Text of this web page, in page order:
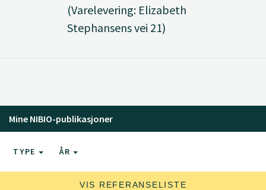
(Varelevering: Elizabeth
Stephansens vei 21)
Mine NIBIO-publikasjoner
TYPE ÅR
VIS REFERANSELISTE